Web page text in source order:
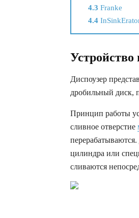
4.3 Franke
4.4
Диспоузер
дробильный диск,
Принцип работы
сливное отверстие
перерабатываются.
цилиндра или
сливаются